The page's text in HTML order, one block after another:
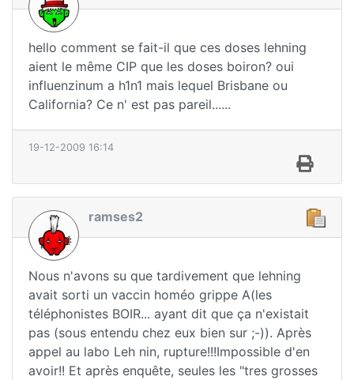
hello comment se fait-il que ces doses lehning
aient le même CIP que les doses boiron? oui
influenzinum a h1n1 mais lequel Brisbane ou
California? Ce n' est pas pareil......
19-12-2009 16:14
ramses2
Nous n'avons su que tardivement que lehning
avait sorti un vaccin homéo grippe A(les
téléphonistes BOIR... ayant dit que ça n'existait
pas (sous entendu chez eux bien sur ;-)). Après
appel au labo Leh nin, rupture!!!Impossible d'en
avoir!! Et après enquête, seules les "tres grosses